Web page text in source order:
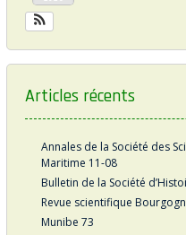
Articles récents
Annales de la Société des
Maritime 11-08
Bulletin de la Société
Revue scientifique
Munibe 73